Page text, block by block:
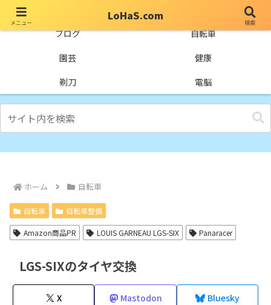
ブログ
自転車
園芸
健康
剃刀
電脳
ホーム 自転車
自転車 自転車整備
Amazon商品PR LOUIS GARNEAU LGS-SIX Panaracer
LGS-SIXのタイヤ交換
X Mastodon Bluesky
メニュー
LoHaS.com
検索